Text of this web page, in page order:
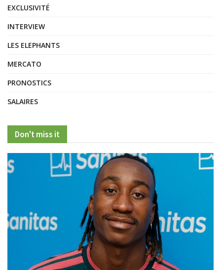
EXCLUSIVITÉ
INTERVIEW
LES ELEPHANTS
MERCATO
PRONOSTICS
SALAIRES
Don't miss it